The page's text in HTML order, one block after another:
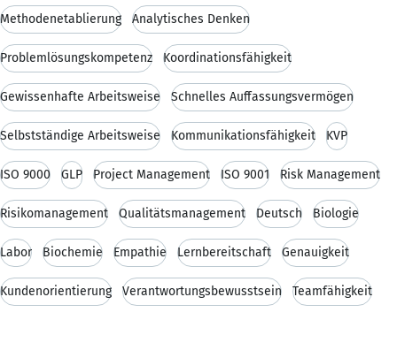
Methodenetablierung Analytisches Denken
Problemlösungskompetenz Koordinationsfähigkeit
Gewissenhafte Arbeitsweise Schnelles Auffassungsvermögen
Selbstständige Arbeitsweise Kommunikationsfähigkeit KVP
ISO 9000 GLP Project Management ISO 9001 Risk Management
Risikomanagement Qualitätsmanagement Deutsch Biologie
Labor Biochemie Empathie Lernbereitschaft Genauigkeit
Kundenorientierung Verantwortungsbewusstsein Teamfähigkeit